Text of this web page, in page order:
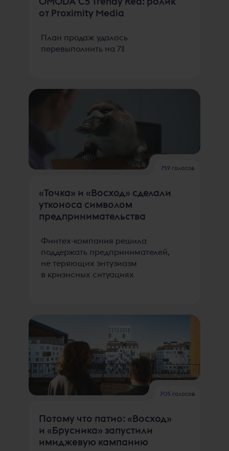
от Proximity Media
План продаж удалось
перевыполнить на 7%
759голосов
«Точка» и «Восход» сделали
утконоса символом
предпринимательства
Финтех-компания решила
поддержать предпринимателей,
не теряющих энтузиазм
в кризисных ситуациях
705 голосов
Потому что патио: «Восход»
и «Брусника» запустили
имиджевую кампанию